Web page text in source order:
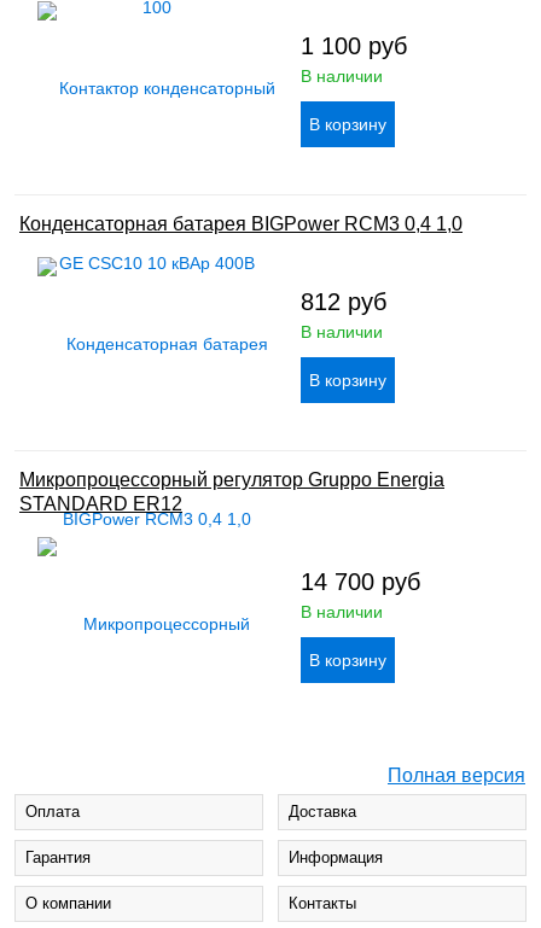
1 100 руб
В наличии
Конденсаторная батарея BIGPower RCM3 0,4 1,0
812 руб
В наличии
Микропроцессорный регулятор Gruppo Energia
STANDARD ER12
14 700 руб
В наличии
Полная версия
Оплата Доставка
Гарантия Информация
О компании Контакты